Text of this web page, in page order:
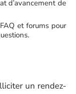
d’avancement de
et forums pour
un rendez-